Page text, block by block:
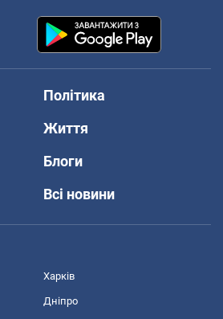
Політика
Життя
Блоги
Всі новини
Харків
Дніпро